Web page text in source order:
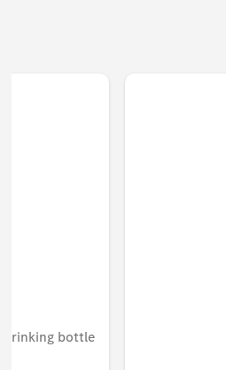
drinking bottle